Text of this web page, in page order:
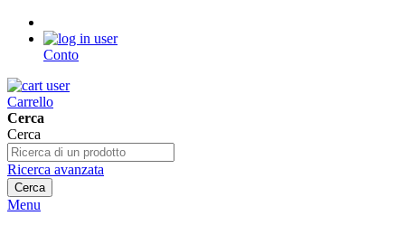
Conto
Carrello
Cerca
Cerca
Ricerca avanzata
Cerca
Menu